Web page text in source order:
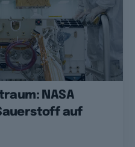
NASA
auf